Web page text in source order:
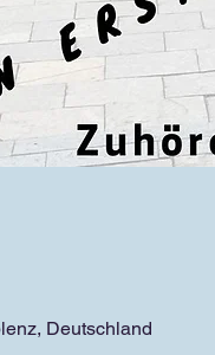
Deutschland